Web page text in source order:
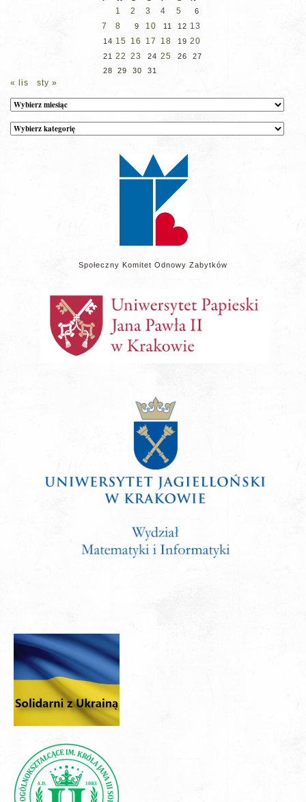
1 2 3 4 5 6
7 8 9 10 11 12 13
14 15 16 17 18 19 20
21 22 23 24 25 26
27
28
29 30 31
« lis sty »
Archiwum
Kategorie
wpisów
Społeczny Komitet Odnowy Zabytków